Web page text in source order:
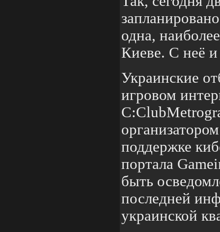
одна,
Киеве. С неё
Украинские
игровом
поддержке
портала
быть
последней
украинской